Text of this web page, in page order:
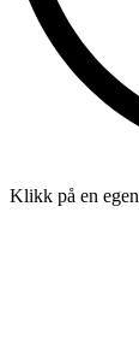
Klikk på en